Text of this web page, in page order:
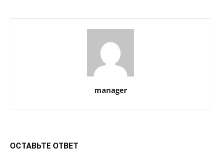
manager
ОСТАВЬТЕ ОТВЕТ